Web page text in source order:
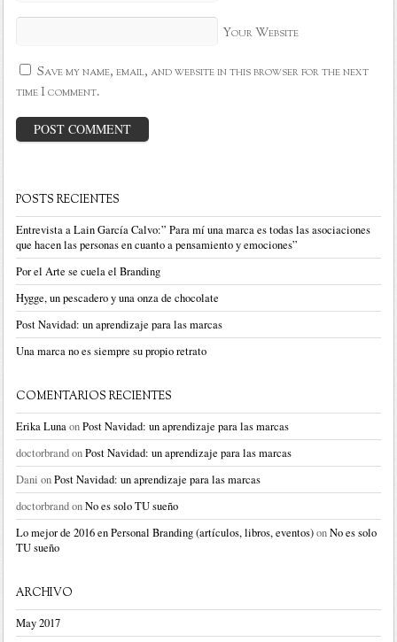
Your Website
Save my name, email, and website in this browser for the next
time I comment.
POSTS RECIENTES
Entrevista a Lain García Calvo:” Para mí una marca es todas las asociaciones
que hacen las personas en cuanto a pensamiento y emociones”
Por el Arte se cuela el Branding
Hygge, un pescadero y una onza de chocolate
Post Navidad: un aprendizaje para las marcas
Una marca no es siempre su propio retrato
COMENTARIOS RECIENTES
Erika LunaonPost Navidad: un aprendizaje para las marcas
doctorbrandonPost Navidad: un aprendizaje para las marcas
Dani onPost Navidad: un aprendizaje para las marcas
doctorbrandonNo es solo TU sueño
Lo mejor de 2016 en Personal Branding (artículos, libros, eventos)onNo es solo
TU sueño
ARCHIVO
May 2017